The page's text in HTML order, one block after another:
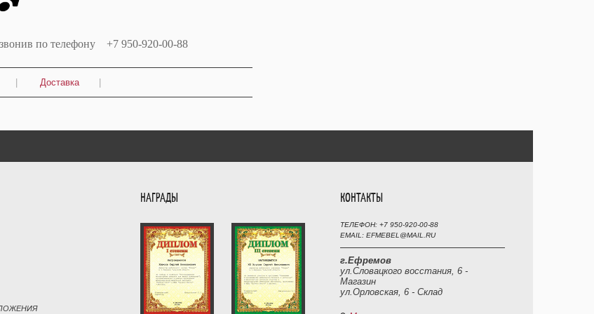
по телефону +7 950-920-00-88
Доставка
НАГРАДЫ КОНТАКТЫ
ТЕЛЕФОН: +7 950-920-00-88
EMAIL: EFMEBEL@MAIL.RU
г.Ефремов
ул.Словацкого восстания, 6 -
Магазин
ул.Орловская, 6 - Склад